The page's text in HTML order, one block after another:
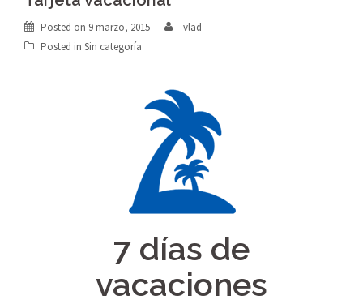
Posted on 9 marzo, 2015
vlad
Posted in Sin categoría
7 días de
vacaciones